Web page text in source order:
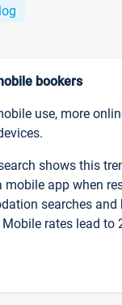
bookers
use, more
shows this
mobile app when
searches and
rates lead to